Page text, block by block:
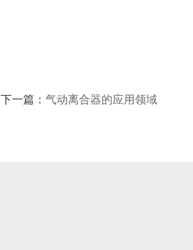
下一篇： 气动离合器的应用领域